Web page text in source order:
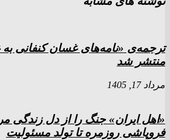
ترجمه‌ی «نامه‌های غسان کنفانی به
منتشر شد
مرداد 17, 1405
«اهل ایران» جنگ را از دل زندگی
فروپاشی روزمره تا تولد مسئولیت